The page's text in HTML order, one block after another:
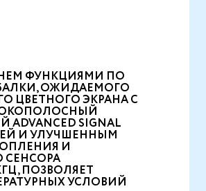
ФУНКЦИЯМИ ПО
ОЖИДАЕМОГО
ЦВЕТНОГО ЭКРАНА С
SIGNAL
И УЛУЧШЕННЫМ
И
ПОЗВОЛЯЕТ
УСЛОВИЙ